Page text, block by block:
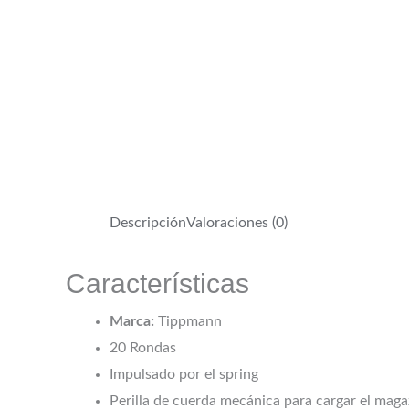
DescripciónValoraciones (0)
Características
Marca: Tippmann
20 Rondas
Impulsado por el spring
Perilla de cuerda mecánica para cargar el